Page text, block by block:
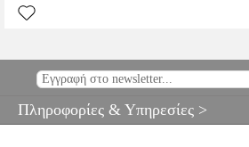
Πληροφορίες & Υπηρεσίες >